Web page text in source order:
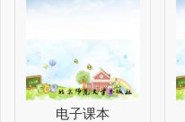
电子课本